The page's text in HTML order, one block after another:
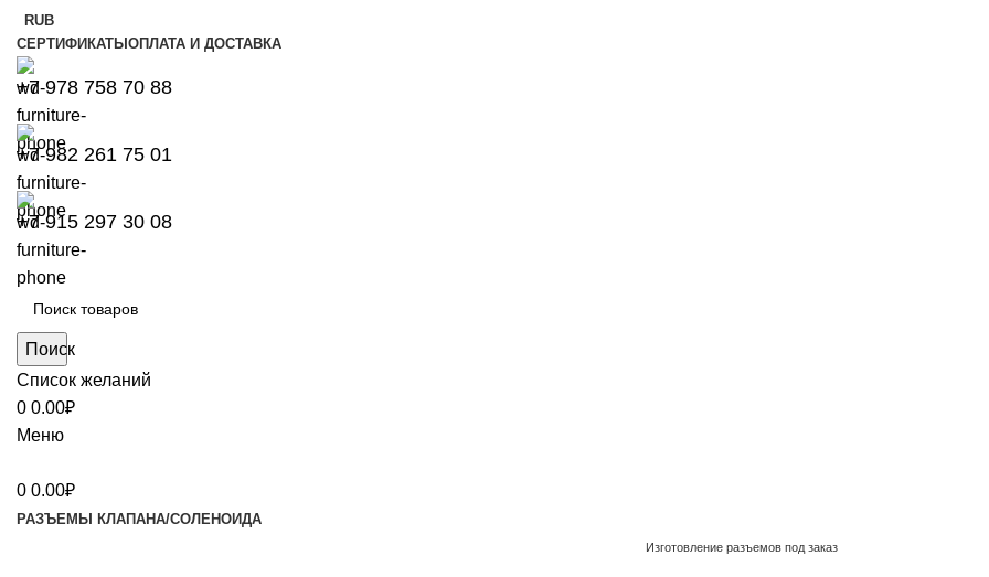
RUB
СЕРТИФИКАТЫОПЛАТА И ДОСТАВКА
+7 978 758 70 88
+7 982 261 75 01
+7 915 297 30 08
Поиск
Список желаний
0 0.00₽
Меню
0 0.00₽
РАЗЪЕМЫ КЛАПАНА/СОЛЕНОИДА
Изготовление разъемов под заказ